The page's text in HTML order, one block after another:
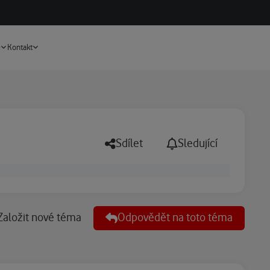
Kontakt
Sdílet Sledující
nové téma Odpovědět na toto téma